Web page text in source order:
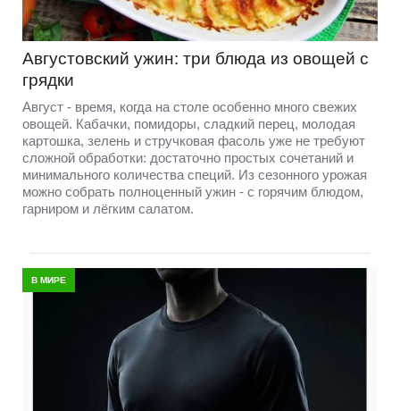
Августовский ужин: три блюда из овощей с
грядки
Август - время, когда на столе особенно много свежих
овощей. Кабачки, помидоры, сладкий перец, молодая
картошка, зелень и стручковая фасоль уже не требуют
сложной обработки: достаточно простых сочетаний и
минимального количества специй. Из сезонного урожая
можно собрать полноценный ужин - с горячим блюдом,
гарниром и лёгким салатом.
В МИРЕ